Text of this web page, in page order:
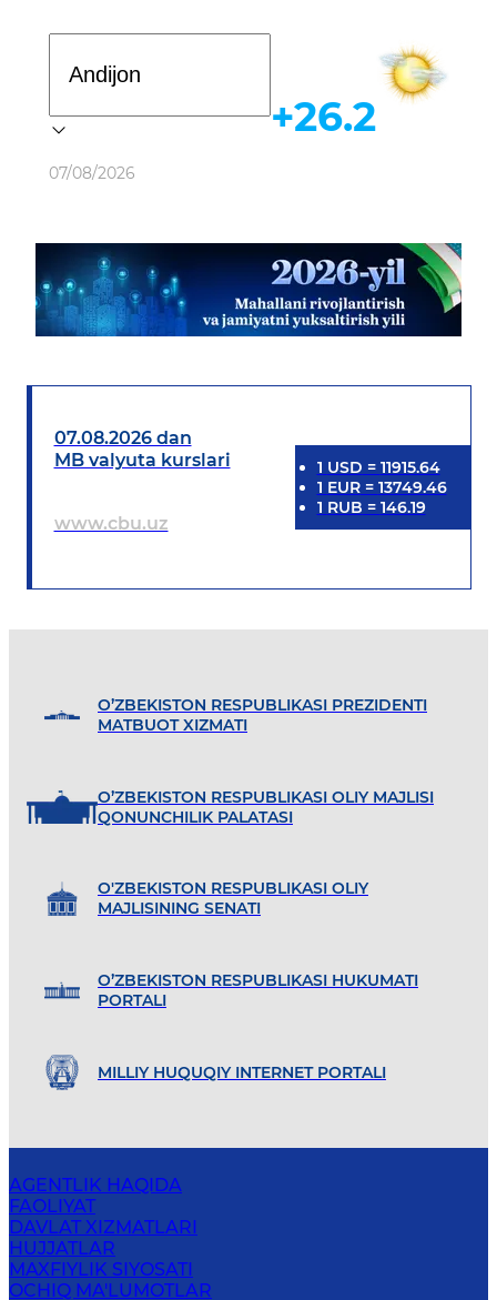
Ob-havo
07/08/2026
+26.2
07.08.2026 dan
MB valyuta kurslari
www.cbu.uz
1 USD = 11915.64
1 EUR= 13749.46
1 RUB = 146.19
O’ZBEKISTON RESPUBLIKASI PREZIDENTI
MATBUOT XIZMATI
O’ZBEKISTON RESPUBLIKASI OLIY MAJLISI
QONUNCHILIK PALATASI
O'ZBEKISTON RESPUBLIKASI OLIY
MAJLISINING SENATI
O’ZBEKISTON RESPUBLIKASI HUKUMATI
PORTALI
MILLIY HUQUQIY INTERNET PORTALI
AGENTLIK HAQIDA
FAOLIYAT
DAVLAT XIZMATLARI
HUJJATLAR
MAXFIYLIK SIYOSATI
OCHIQ MA'LUMOTLAR